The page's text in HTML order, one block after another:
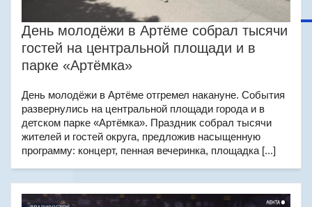
День молодёжи в Артёме собрал тысячи
гостей на центральной площади и в
парке «Артёмка»
День молодёжи в Артёме отгремел накануне. События
развернулись на центральной площади города и в
детском парке «Артёмка». Праздник собрал тысячи
жителей и гостей округа, предложив насыщенную
программу: концерт, пенная вечеринка, площадка [...]